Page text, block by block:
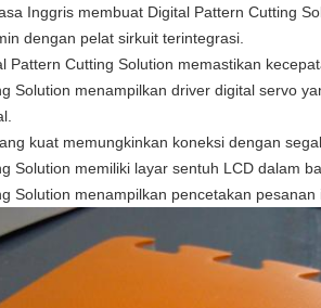
Inggris membuat Digital Pattern Cutting
dengan pelat sirkuit terintegrasi.
Pattern Cutting Solution memastikan
Solution menampilkan driver digital servo
kuat memungkinkan koneksi dengan
Solution memiliki layar sentuh LCD dalam
Solution menampilkan pencetakan pesanan